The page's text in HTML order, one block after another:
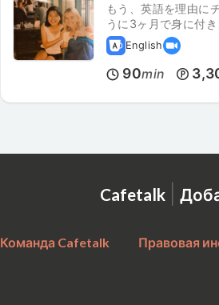
もう、英語を理由に
うに3ヶ月で身に付
English
90min
Cafetalk |
Команда Cafetalk Правовая